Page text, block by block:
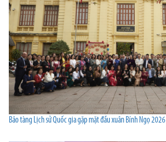
Bảo tàng Lịch sử Quốc gia gặp mặt đầu xuân Bính Ngọ 2026